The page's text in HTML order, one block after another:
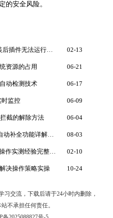
的安全风险。
google Chrome浏览器下载安装后插件无法运行处理方法 02-13
资源的占用 06-21
动检测技术 06-17
时监控 06-09
截的解除方法 06-04
Google Chrome浏览器地址栏自动补全功能详解与管理 08-03
google浏览器插件兼容性优化操作实测经验完整解析教程 02-10
决操作策略实操 10-24
交流，下载后请于24小时内删除，
不承担任何责任。